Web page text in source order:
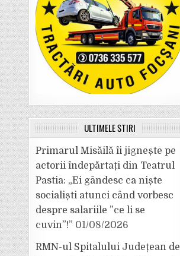
ULTIMELE ȘTIRI
Primarul Misăilă îi jignește pe
actorii îndepărtați din Teatrul
Pastia: „Ei gândesc ca niște
socialiști atunci când vorbesc
despre salariile ”ce li se
cuvin”!” 01/08/2026
RMN-ul Spitalului Județean de